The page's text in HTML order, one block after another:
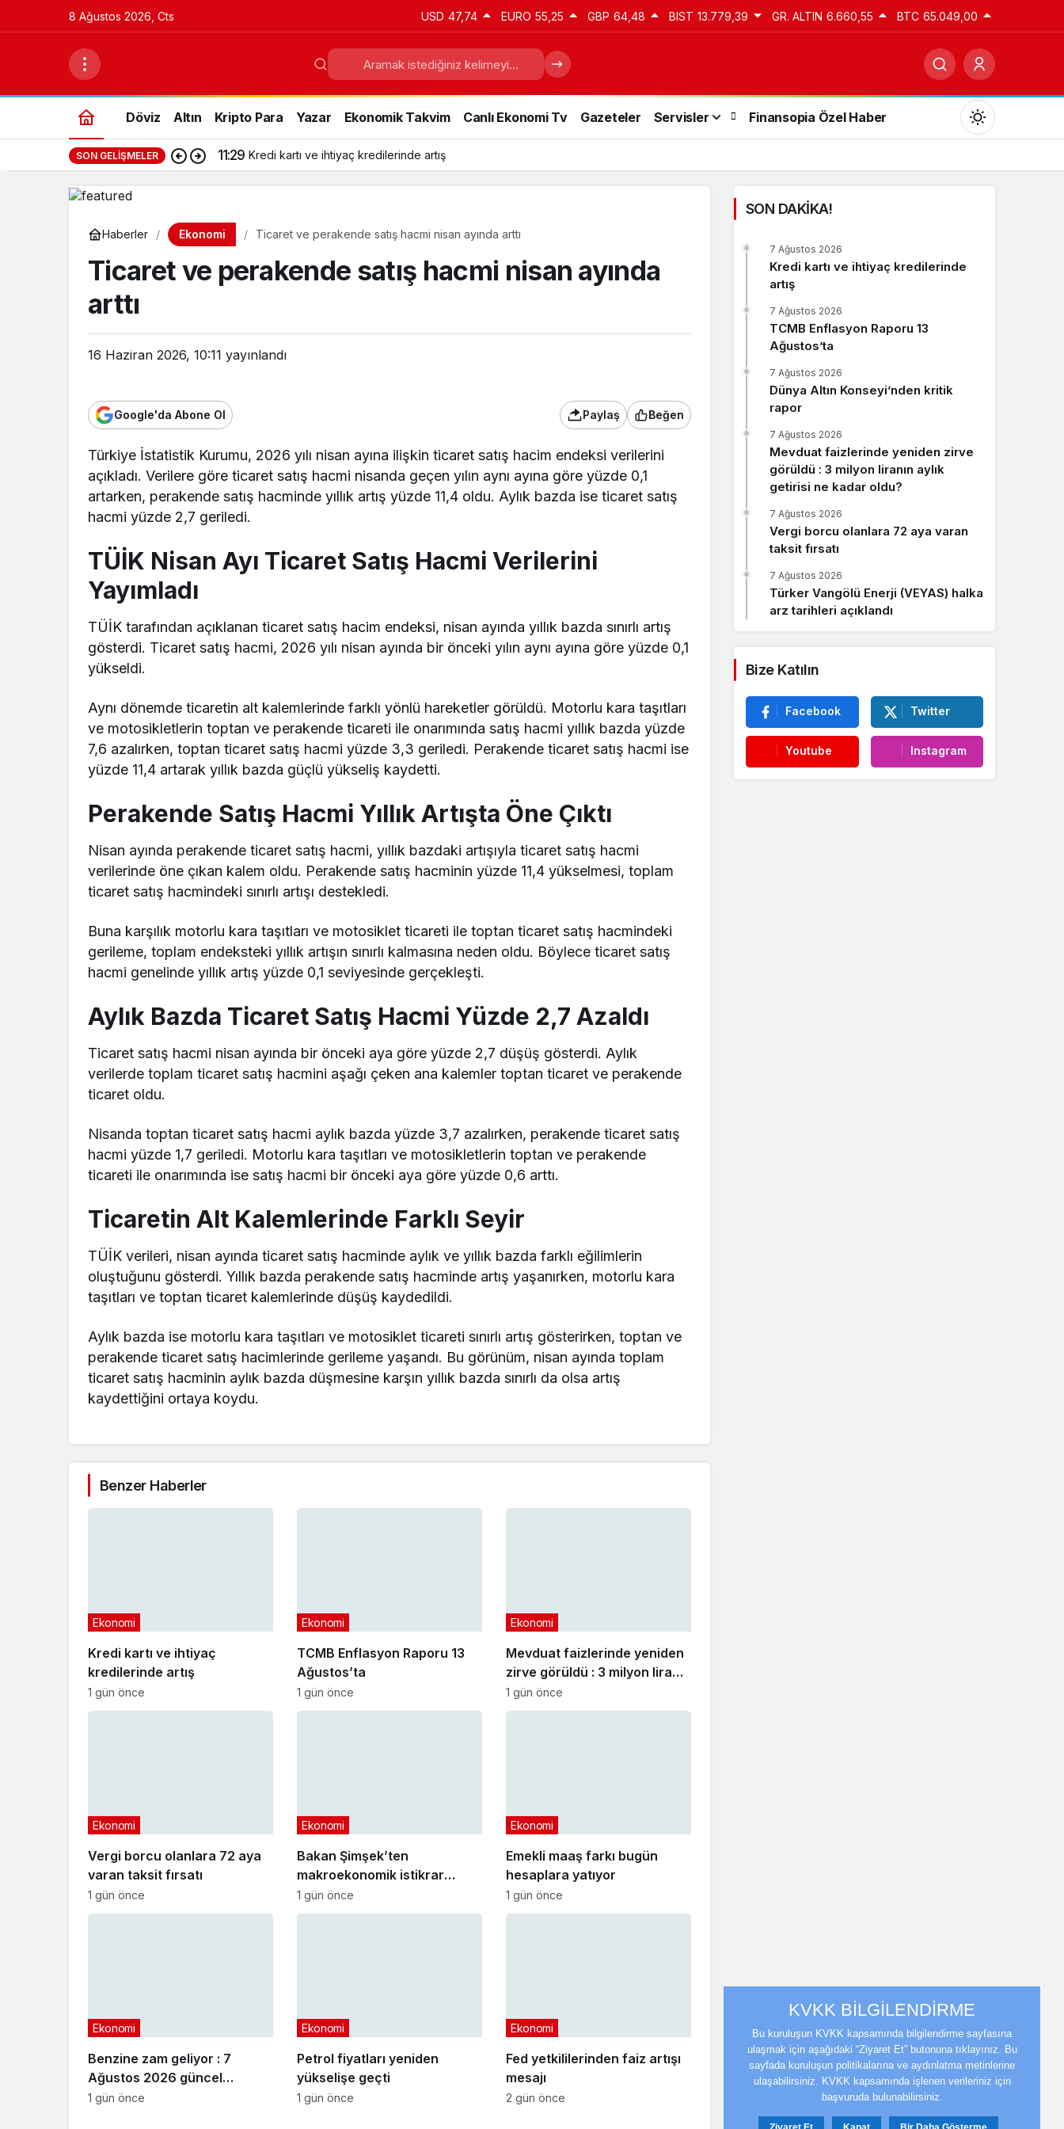
8 Ağustos 2026, Cts USD 47,74 EURO 55,25 GBP 64,48 BIST 13.779,39 GR. ALTIN 6.660,55 BTC 65.049,00
Döviz Altın Kripto Para Yazar Ekonomik Takvim Canlı Ekonomi Tv Gazeteler Servisler Finansopia Özel Haber
Gündüz modunu seçin.
Gece Modu
Gece modunu seçin.
Sistem Modu
Sistem modunu seçin.
SON GELIŞMELER 11:29 Kredi kartı ve ihtiyaç kredilerinde artış
Haberler Ekonomi Ticaret ve perakende satış hacmi nisan ayında arttı
Ticaret ve perakende satış hacmi nisan ayında
arttı
16 Haziran 2026, 10:11 yayınlandı
Google'da Abone Ol Paylaş Beğen
Türkiye İstatistik Kurumu, 2026 yılı nisan ayına ilişkin ticaret satış hacim endeksi verilerini
açıkladı.Verilere göre ticaret satış hacmi nisanda geçen yılın aynı ayına göre yüzde 0,1
artarken, perakende satış hacminde yıllık artış yüzde 11,4 oldu. Aylık bazda ise ticaret satış
hacmi yüzde 2,7 geriledi.
TÜİK Nisan Ayı Ticaret Satış Hacmi Verilerini
Yayımladı
TÜİK tarafından açıklanan ticaret satış hacim endeksi, nisan ayında yıllık bazda sınırlı artış
gösterdi. Ticaret satış hacmi, 2026 yılı nisan ayında bir önceki yılın aynı ayına göre yüzde 0,1
yükseldi.
Aynı dönemde ticaretin alt kalemlerinde farklı yönlü hareketler görüldü. Motorlu kara taşıtları
ve motosikletlerin toptan ve perakende ticareti ile onarımında satış hacmi yıllık bazda yüzde
7,6 azalırken, toptan ticaret satış hacmi yüzde 3,3 geriledi. Perakende ticaret satış hacmi ise
yüzde 11,4 artarak yıllık bazda güçlü yükseliş kaydetti.
Perakende Satış Hacmi Yıllık Artışta Öne Çıktı
Nisan ayında perakende ticaret satış hacmi, yıllık bazdaki artışıyla ticaret satış hacmi
verilerinde öne çıkan kalem oldu. Perakende satış hacminin yüzde 11,4 yükselmesi, toplam
ticaret satış hacmindeki sınırlı artışı destekledi.
Buna karşılık motorlu kara taşıtları ve motosiklet ticareti ile toptan ticaret satış hacmindeki
gerileme, toplam endeksteki yıllık artışın sınırlı kalmasına neden oldu. Böylece ticaret satış
hacmi genelinde yıllık artış yüzde 0,1 seviyesinde gerçekleşti.
Aylık Bazda Ticaret Satış Hacmi Yüzde 2,7 Azaldı
Ticaret satış hacmi nisan ayında bir önceki aya göre yüzde 2,7 düşüş gösterdi. Aylık
verilerde toplam ticaret satış hacmini aşağı çeken ana kalemler toptan ticaret ve perakende
ticaret oldu.
Nisanda toptan ticaret satış hacmi aylık bazda yüzde 3,7 azalırken, perakende ticaret satış
hacmi yüzde 1,7 geriledi. Motorlu kara taşıtları ve motosikletlerin toptan ve perakende
ticareti ile onarımında ise satış hacmi bir önceki aya göre yüzde 0,6 arttı.
Ticaretin Alt Kalemlerinde Farklı Seyir
TÜİK verileri, nisan ayında ticaret satış hacminde aylık ve yıllık bazda farklı eğilimlerin
oluştuğunu gösterdi. Yıllık bazda perakende satış hacminde artış yaşanırken, motorlu kara
taşıtları ve toptan ticaret kalemlerinde düşüş kaydedildi.
Aylık bazda ise motorlu kara taşıtları ve motosiklet ticareti sınırlı artış gösterirken, toptan ve
perakende ticaret satış hacimlerinde gerileme yaşandı. Bu görünüm, nisan ayında toplam
ticaret satış hacminin aylık bazda düşmesine karşın yıllık bazda sınırlı da olsa artış
kaydettiğini ortaya koydu.
Benzer Haberler
Kredi kartı ve ihtiyaç
kredilerinde artış
Ekonomi
1 gün önce
TCMB Enflasyon Raporu 13
Ağustos’ta
Ekonomi
1 gün önce
Mevduat faizlerinde yeniden
zirve görüldü : 3 milyon liranın
aylık getirisi ne kadar oldu?
Ekonomi
1 gün önce
Vergi borcu olanlara 72 aya
varan taksit fırsatı
Ekonomi
1 gün önce
Bakan Şimşek’ten
makroekonomik istikrar
açıklaması
Ekonomi
1 gün önce
Emekli maaş farkı bugün
hesaplara yatıyor
Ekonomi
1 gün önce
Benzine zam geliyor : 7
Ağustos 2026 güncel
akaryakıt fiyatları
Ekonomi
1 gün önce
Petrol fiyatları yeniden
yükselişe geçti
Ekonomi
1 gün önce
Fed yetkililerinden faiz artışı
mesajı
Ekonomi
2 gün önce
SON DAKİKA!
Kredi kartı ve ihtiyaç kredilerinde
artış
7 Ağustos 2026
TCMB Enflasyon Raporu 13
Ağustos’ta
7 Ağustos 2026
Dünya Altın Konseyi’nden kritik
rapor
7 Ağustos 2026
Mevduat faizlerinde yeniden zirve
görüldü : 3 milyon liranın aylık
getirisi ne kadar oldu?
7 Ağustos 2026
Vergi borcu olanlara 72 aya varan
taksit fırsatı
7 Ağustos 2026
Türker Vangölü Enerji (VEYAS) halka
arz tarihleri açıklandı
7 Ağustos 2026
Bize Katılın
Facebook Twitter
Youtube Instagram
KVKK BİLGİLENDİRME
Bu kuruluşun KVKK kapsamında bilgilendirme sayfasına
ulaşmak için aşağıdaki “Ziyaret Et” butonuna tıklayınız. Bu
sayfada kuruluşun politikalarına ve aydınlatma metinlerine
ulaşabilirsiniz. KVKK kapsamında işlenen verileriniz için
başvuruda bulunabilirsiniz.